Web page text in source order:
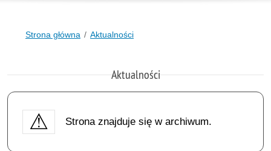
Strona główna Aktualności
Aktualności
Strona znajduje się w archiwum.